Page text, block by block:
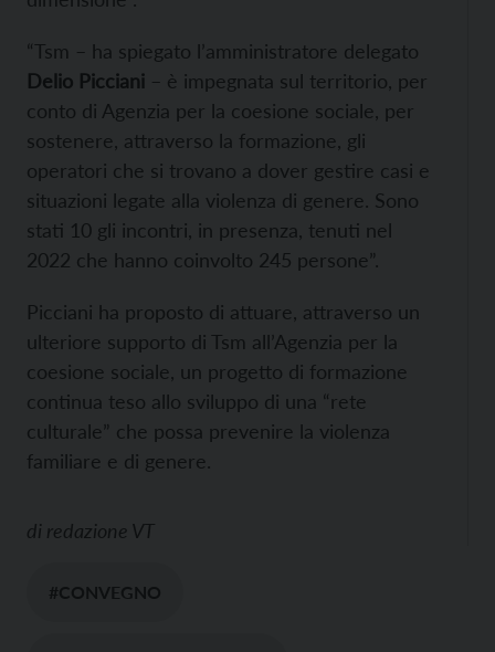
“Tsm – ha spiegato l’amministratore delegato
Delio Picciani – è impegnata sul territorio, per
conto di Agenzia per la coesione sociale, per
sostenere, attraverso la formazione, gli
operatori che si trovano a dover gestire casi e
situazioni legate alla violenza di genere. Sono
stati 10 gli incontri, in presenza, tenuti nel
2022 che hanno coinvolto 245 persone”.
Picciani ha proposto di attuare, attraverso un
ulteriore supporto di Tsm all’Agenzia per la
coesione sociale, un progetto di formazione
continua teso allo sviluppo di una “rete
culturale” che possa prevenire la violenza
familiare e di genere.
di redazione VT
#CONVEGNO